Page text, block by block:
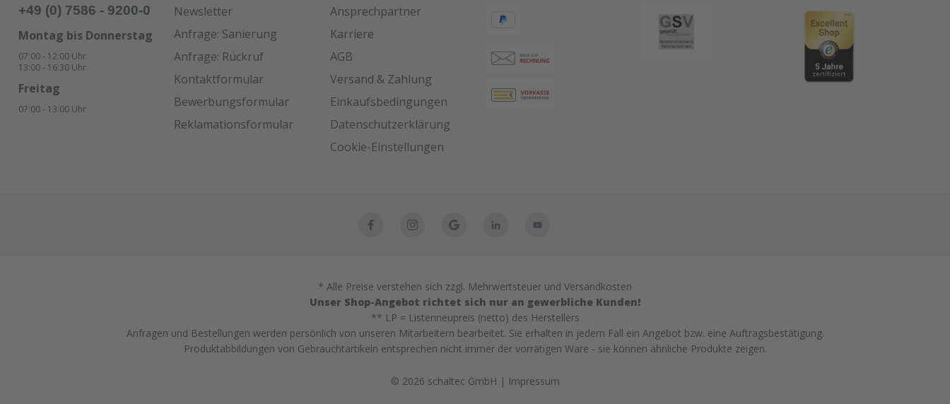
+49 (0) 7586 - 9200-0
Montag bis Donnerstag
07:00 - 12:00 Uhr
13:00 - 16:30 Uhr
Freitag
07:00 - 13:00 Uhr
Newsletter
Anfrage: Sanierung
Anfrage: Rückruf
Kontaktformular
Bewerbungsformular
Reklamationsformular
Ansprechpartner
Karriere
AGB
Versand & Zahlung
Einkaufsbedingungen
Datenschutzerklärung
Cookie-Einstellungen
* Alle Preise verstehen sich zzgl. Mehrwertsteuer und Versandkosten
Unser Shop-Angebot richtet sich nur an gewerbliche Kunden!
** LP = Listenneupreis (netto) des Herstellers
Anfragen und Bestellungen werden persönlich von unseren Mitarbeitern bearbeitet. Sie erhalten in jedem Fall ein Angebot bzw. eine Auftragsbestätigung.
Produktabbildungen von Gebrauchtartikeln entsprechen nicht immer der vorrätigen Ware - sie können ähnliche Produkte zeigen.
© 2026 schaltec GmbH | Impressum